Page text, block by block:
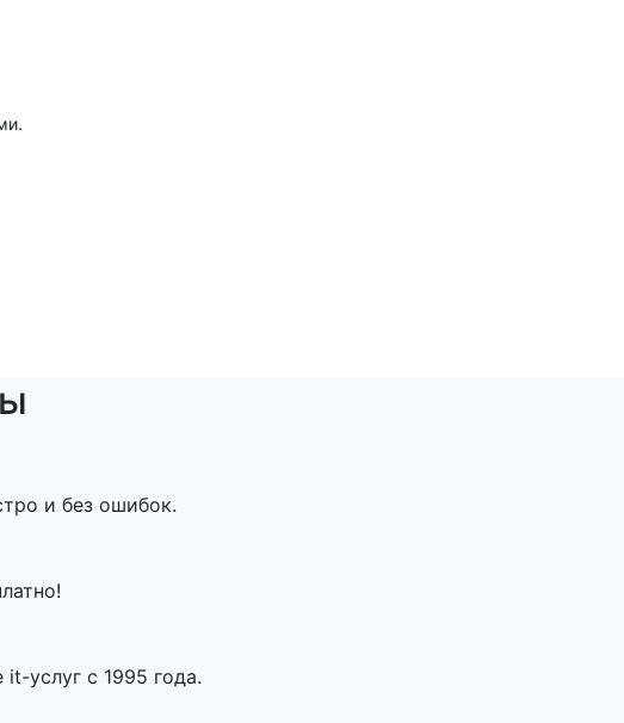
и без ошибок.
услуг с 1995 года.